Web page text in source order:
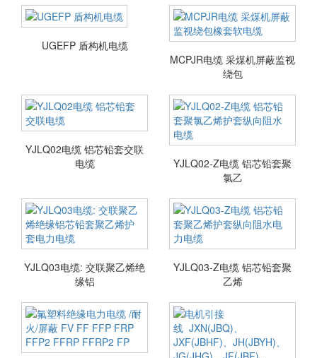
UGEFP 盾构机电缆
MCPJR电缆 采煤机屏蔽监视
绕包
YJLQ02电缆 铝芯铅套交联
电缆
YJLQ02-Z电缆 铝芯铅套聚
氯乙
YJLQ03电缆: 交联聚乙烯绝
缘铝
YJLQ03-Z电缆 铝芯铅套聚
乙烯